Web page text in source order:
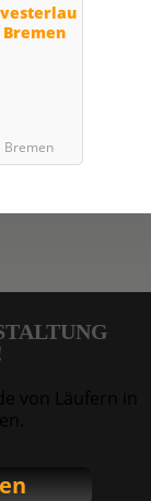
Bremen